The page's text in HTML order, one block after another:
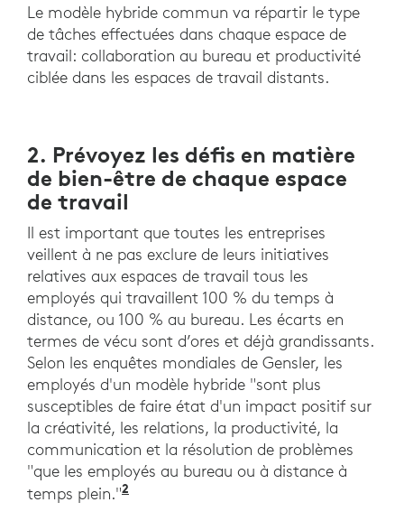
Le modèle hybride commun va répartir le type
de tâches effectuées dans chaque espace de
travail: collaboration au bureau et productivité
ciblée dans les espaces de travail distants.
2. Prévoyez les défis en matière
de bien-être de chaque espace
de travail
Il est important que toutes les entreprises
veillent à ne pas exclure de leurs initiatives
relatives aux espaces de travail tous les
employés qui travaillent 100 % du temps à
distance, ou 100 % au bureau. Les écarts en
termes de vécu sont d’ores et déjà grandissants.
Selon les enquêtes mondiales de Gensler, les
employés d'un modèle hybride "sont plus
susceptibles de faire état d'un impact positif sur
la créativité, les relations, la productivité, la
communication et la résolution de problèmes
"que les employés au bureau ou à distance à
temps plein."2